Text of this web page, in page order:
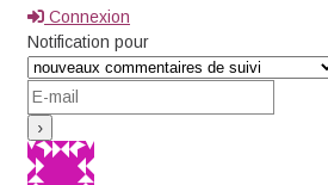
Connexion
Notification pour